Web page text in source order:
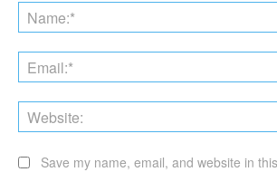
Save my name, email, and website in